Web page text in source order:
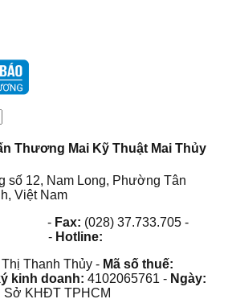
Thương Mai Kỹ Thuật Mai Thủy
số 12, Nam Long, Phường Tân
Việt Nam
- Fax: (028) 37.733.705 -
- Hotline:
Thanh Thủy - Mã số thuế:
kinh doanh: 4102065761 - Ngày:
Sở KHĐT TPHCM